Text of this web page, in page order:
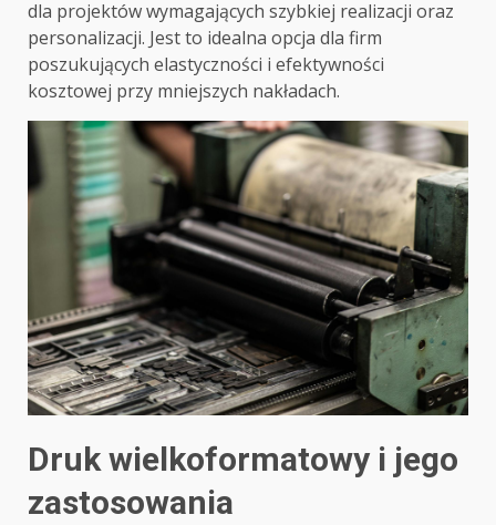
dla projektów wymagających szybkiej realizacji oraz
personalizacji. Jest to idealna opcja dla firm
poszukujących elastyczności i efektywności
kosztowej przy mniejszych nakładach.
Druk wielkoformatowy i jego
zastosowania